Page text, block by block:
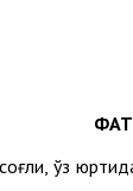
ўз